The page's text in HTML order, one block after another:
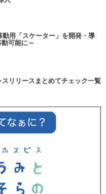
用「スケーター」を開発・導
可能に～
スリリースまとめてチェック一覧